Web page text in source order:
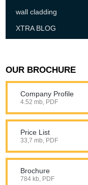
wall cladding
XTRA BLOG
OUR BROCHURE
Company Profile
4.52 mb, PDF
Price List
33,7 mb, PDF
Brochure
784 kb, PDF